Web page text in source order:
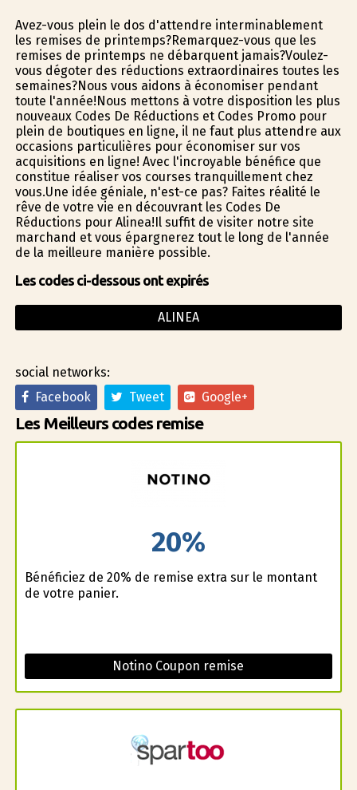
Avez-vous plein le dos d'attendre interminablement
les remises de printemps?Remarquez-vous que les
remises de printemps ne débarquent jamais?Voulez-
vous dégoter des réductions extraordinaires toutes les
semaines?Nous vous aidons à économiser pendant
toute l'année!Nous mettons à votre disposition les plus
nouveaux Codes De Réductions et Codes Promo pour
plein de boutiques en ligne, il ne faut plus attendre aux
occasions particulières pour économiser sur vos
acquisitions en ligne! Avec l'incroyable bénéfice que
constitue réaliser vos courses tranquillement chez
vous.Une idée géniale, n'est-ce pas? Faites réalité le
rêve de votre vie en découvrant les Codes De
Réductions pour Alinea!Il suffit de visiter notre site
marchand et vous épargnerez tout le long de l'année
de la meilleure manière possible.
Les codes ci-dessous ont expirés
ALINEA
social networks:
Facebook
Tweet Google+
Les Meilleurs codes remise
20%
Bénéficiez de 20% de remise extra sur le montant
de votre panier.
Notino Coupon remise